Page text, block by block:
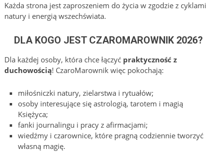
Każda strona jest zaproszeniem do życia w zgodzie z cyklami
natury i energią wszechświata.
DLA KOGO JEST CZAROMAROWNIK 2026?
Dla każdej osoby, która chce łączyć praktyczność z
duchowością! CzaroMarownik więc pokochają:
miłośniczki natury, zielarstwa i rytuałów;
osoby interesujące się astrologią, tarotem i magią
Księżyca;
fanki journalingu i pracy z afirmacjami;
wiedźmy i czarownice, które pragną codziennie tworzyć
własną magię.